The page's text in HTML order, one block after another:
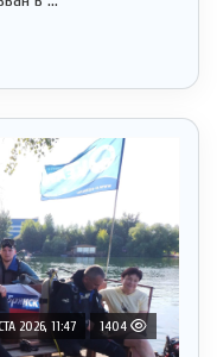
2026, 11:47 1404